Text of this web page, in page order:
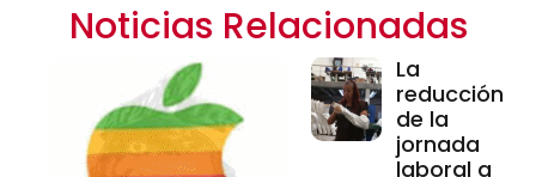
Noticias Relacionadas
La
reducción
de la
jornada
laboral a